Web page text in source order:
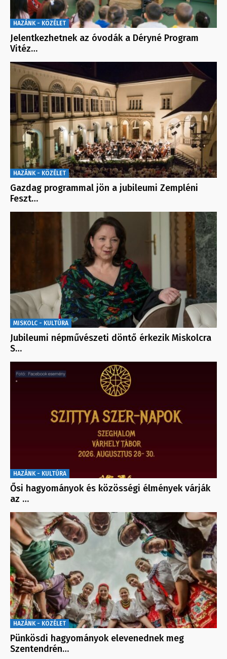
HAZÁNK - KÖZÉLET
Jelentkezhetnek az óvodák a Déryné Program
Vitéz…
HAZÁNK - KÖZÉLET
Gazdag programmal jön a jubileumi Zempléni
Feszt…
MISKOLC - KULTÚRA
Jubileumi népművészeti döntő érkezik Miskolcra
S…
HAZÁNK - KULTÚRA
Ősi hagyományok és közösségi élmények várják
az …
HAZÁNK - KÖZÉLET
Pünkösdi hagyományok elevenednek meg
Szentendrén…